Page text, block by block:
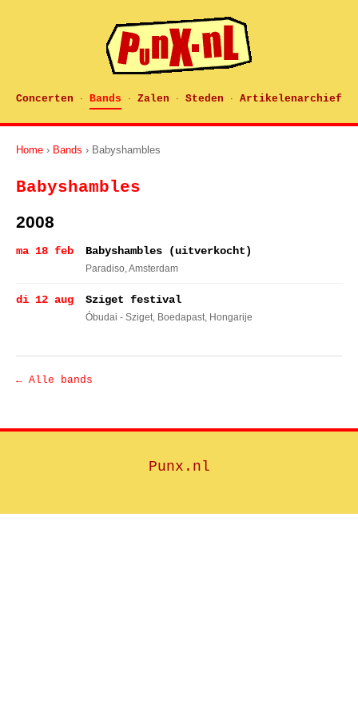
Concerten · Bands · Zalen · Steden · Artikelenarchief
Home › Bands › Babyshambles
Babyshambles
2008
ma 18 feb Babyshambles (uitverkocht)
Paradiso, Amsterdam
di 12 aug Sziget festival
Óbudai - Sziget, Boedapast, Hongarije
← Alle bands
Punx.nl